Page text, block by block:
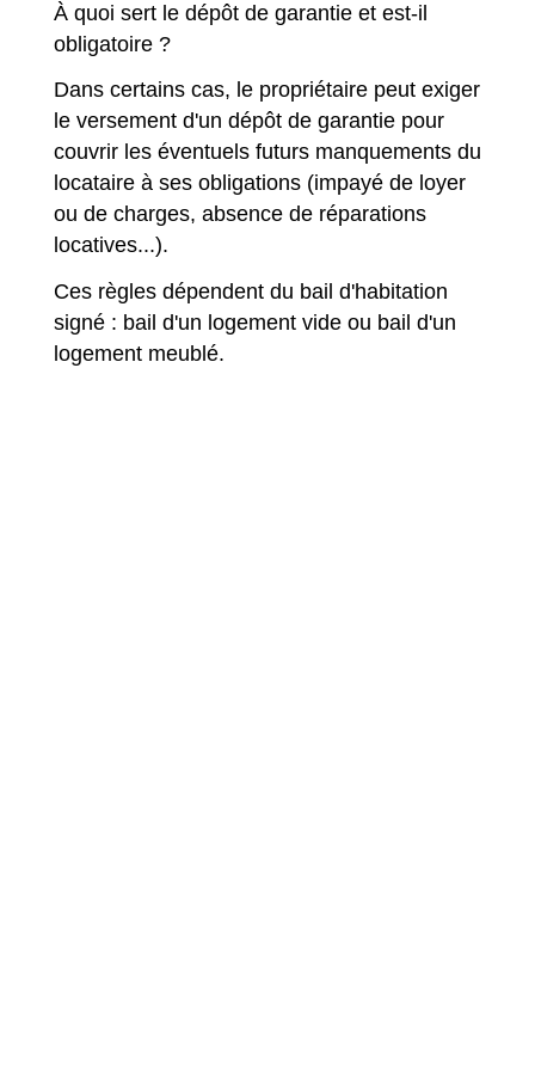
À quoi sert le dépôt de garantie et est-il
obligatoire ?
Dans certains cas, le propriétaire peut exiger
le versement d'un dépôt de garantie pour
couvrir les éventuels futurs manquements du
locataire à ses obligations (impayé de loyer
ou de charges, absence de réparations
locatives...).
Ces règles dépendent du bail d'habitation
signé : bail d'un logement vide ou bail d'un
logement meublé.